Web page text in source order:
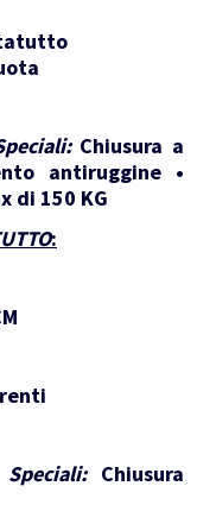
Chiusura a
antiruggine •
di 150 KG
:
Chiusura